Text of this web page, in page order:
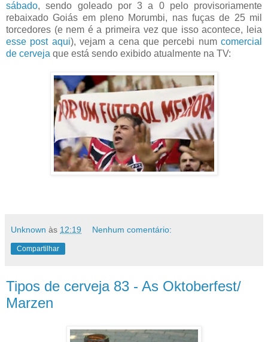
sábado, sendo goleado por 3 a 0 pelo provisoriamente
rebaixado Goiás em pleno Morumbi, nas fuças de 25 mil
torcedores (e nem é a primeira vez que isso acontece, leia
esse post aqui), vejam a cena que percebi numcomercial
de cerveja que está sendo exibido atualmente na TV:
Unknown às 12:19 Nenhum comentário:
Compartilhar
Tipos de cerveja 83 - As Oktoberfest/
Marzen